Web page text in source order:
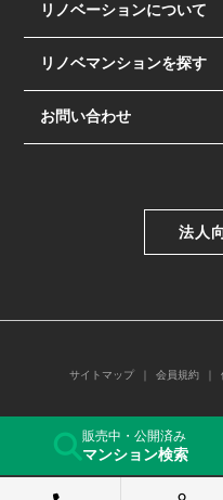
販売中・公開済み
マンション検索
リノベーションについて
リノベマンションを探す
お問い合わせ
法人
サイトマップ 会員規約